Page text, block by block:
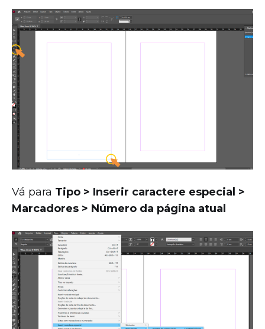
Vá para Tipo > Inserir caractere especial >
Marcadores > Número da página atual